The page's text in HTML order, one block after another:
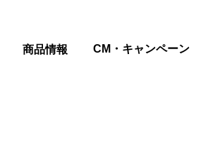
商品情報 CM・キャンペーン